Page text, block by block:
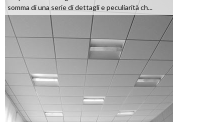
somma di una serie di dettagli e peculiarità ch...